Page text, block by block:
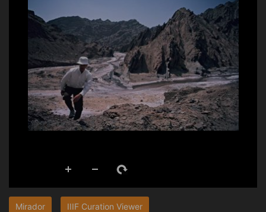
Mirador IIIF Curation Viewer